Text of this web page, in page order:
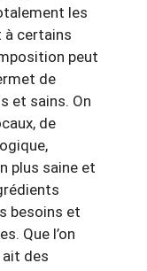
les
à certains
peut
de
et sains. On
de
plus saine et
besoins et
Que l’on
ait des